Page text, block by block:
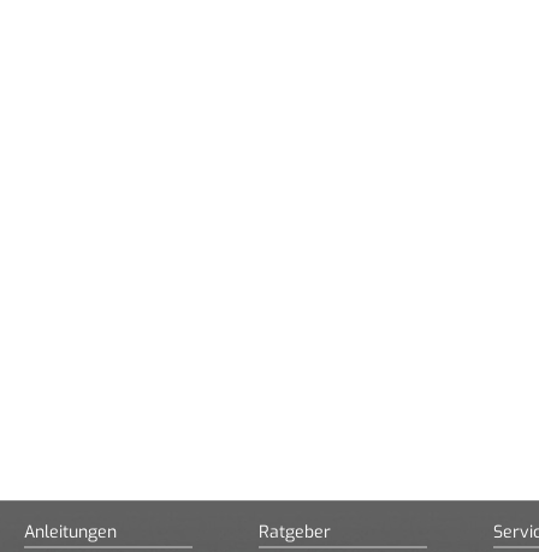
Anleitungen Ratgeber